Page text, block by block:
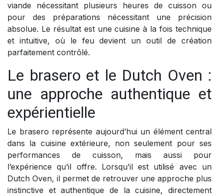
viande nécessitant plusieurs heures de cuisson ou
pour des préparations nécessitant une précision
absolue. Le résultat est une cuisine à la fois technique
et intuitive, où le feu devient un outil de création
parfaitement contrôlé.
Le brasero et le Dutch Oven :
une approche authentique et
expérientielle
Le brasero représente aujourd’hui un élément central
dans la cuisine extérieure, non seulement pour ses
performances de cuisson, mais aussi pour
l’expérience qu’il offre. Lorsqu’il est utilisé avec un
Dutch Oven, il permet de retrouver une approche plus
instinctive et authentique de la cuisine, directement